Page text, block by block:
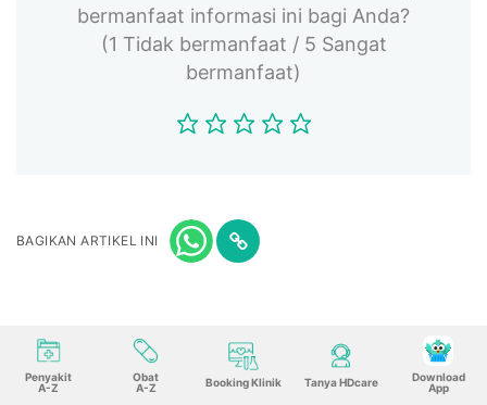
bermanfaat informasi ini bagi Anda?
(1 Tidak bermanfaat / 5 Sangat
bermanfaat)
BAGIKAN ARTIKEL INI
Penyakit
A-Z
Obat
A-Z
Booking Klinik Tanya HDcare
Download
App